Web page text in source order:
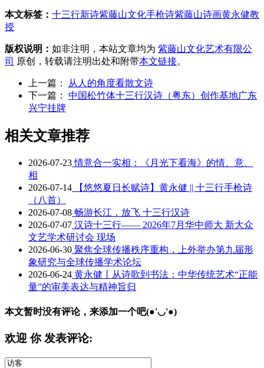
本文标签： 十三行新诗紫藤山文化手枪诗紫藤山诗画黄永健教
授
版权说明： 如非注明，本站文章均为 紫藤山文化艺术有限公
司 原创，转载请注明出处和附带本文链接。
上一篇：
从人的角度看散文诗
下一篇： 中国松竹体十三行汉诗（粤东）创作基地广东
兴宁挂牌
相关文章推荐
2026-07-23情意合一实相：《月光下看海》的情、意、
相
2026-07-14 【悠悠夏日长赋诗】黄永健 || 十三行手枪诗
（八首）
2026-07-08 畅游长江，放飞 十三行汉诗
2026-07-07 汉诗十三行—— 2026年7月华中师大 新大众
文艺学术研讨会 现场
2026-06-30 聚焦全球传播秩序重构，上外举办第九届形
象研究与全球传播学术论坛
2026-06-24 黄永健丨从诗歌到书法：中华传统艺术“正能
量”的审美表达与精神旨归
本文暂时没有评论，来添加一个吧(●'◡'●)
欢迎 你发表评论: